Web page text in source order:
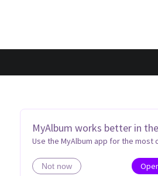
MyAlbum works better in
Use the MyAlbum app for the most
Not now